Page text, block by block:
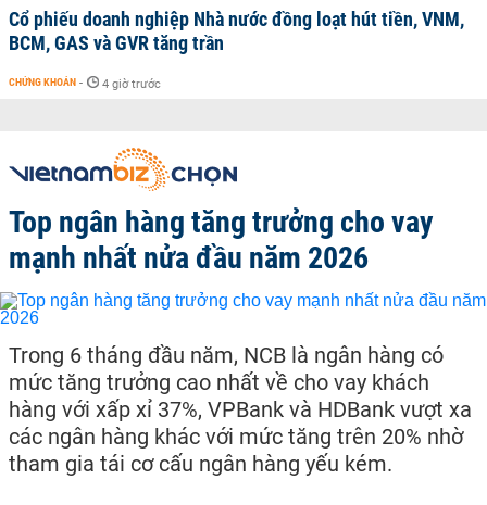
Cổ phiếu doanh nghiệp Nhà nước đồng loạt hút tiền, VNM,
BCM, GAS và GVR tăng trần
CHỨNG KHOÁN - 4 giờ trước
Top ngân hàng tăng trưởng cho vay
mạnh nhất nửa đầu năm 2026
Trong 6 tháng đầu năm, NCB là ngân hàng có
mức tăng trưởng cao nhất về cho vay khách
hàng với xấp xỉ 37%, VPBank và HDBank vượt xa
các ngân hàng khác với mức tăng trên 20% nhờ
tham gia tái cơ cấu ngân hàng yếu kém.